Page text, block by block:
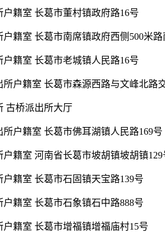
户籍室 长葛市董村镇政府路16号
户籍室 长葛市南席镇政府西侧500米路
户籍室 长葛市老城镇人民路16号
所户籍室 长葛市森源西路与文峰北路
古桥派出所大厅
所户籍室 长葛市佛耳湖镇人民路169号
户籍室 河南省长葛市坡胡镇坡胡镇129
户籍室 长葛市石固镇天宝路139号
户籍室 长葛市石象镇石中路888号
户籍室 长葛市增福镇增福庙村15号